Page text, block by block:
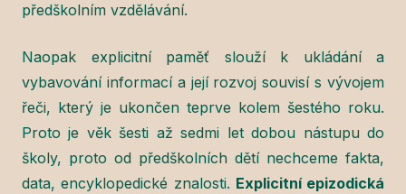
předškolním vzdělávání.
Naopak explicitní paměť slouží k ukládání a
vybavování informací a její rozvoj souvisí s vývojem
řeči, který je ukončen teprve kolem šestého roku.
Proto je věk šesti až sedmi let dobou nástupu do
školy, proto od předškolních dětí nechceme fakta,
data, encyklopedické znalosti. Explicitní epizodická